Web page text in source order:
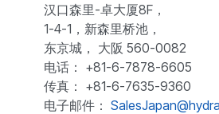
汉口森里-卓大厦8F，
1-4-1，新森里桥池，
东京城， 大阪 560-0082
电话： +81-6-7878-6605
传真： +81-6-7635-9360
电子邮件：